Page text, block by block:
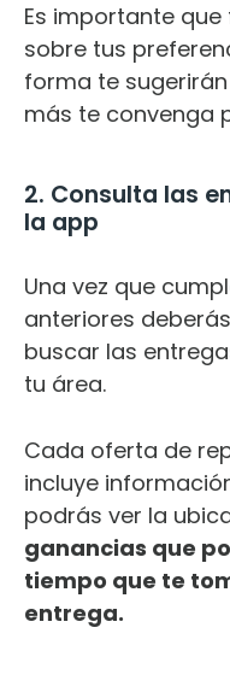
Es importante
sobre tus
forma te
más te convenga
2. Consulta las
la app
Una vez que
anteriores
buscar las
tu área.
Cada oferta de
incluye
podrás ver la
ganancias que
tiempo que te
entrega.